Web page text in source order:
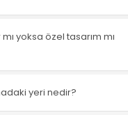
yoksa özel tasarım mı
yeri nedir?